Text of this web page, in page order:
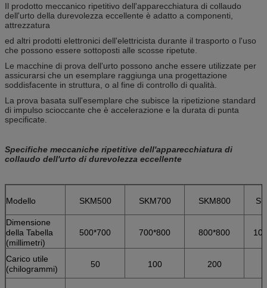
Il prodotto meccanico ripetitivo dell'apparecchiatura di collaudo
dell'urto della durevolezza eccellente è adatto a componenti,
attrezzatura
ed altri prodotti elettronici dell'elettricista durante il trasporto o l'uso
che possono essere sottoposti alle scosse ripetute.
Le macchine di prova dell'urto possono anche essere utilizzate per
assicurarsi che un esemplare raggiunga una progettazione
soddisfacente in struttura, o al fine di controllo di qualità.
La prova basata sull'esemplare che subisce la ripetizione standard
di impulso scioccante che è accelerazione e la durata di punta
specificate.
Specifiche meccaniche ripetitive dell'apparecchiatura di
collaudo dell'urto di durevolezza eccellente
Modello SKM500 SKM700 SKM800
Dimensione
della Tabella
(millimetri)
500*700 700*800 800*800
Carico utile
(chilogrammi)
50 100 200